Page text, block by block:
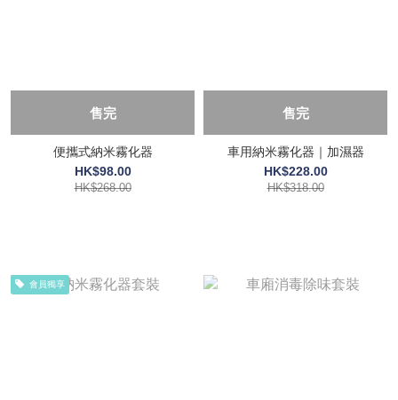
售完
便攜式納米霧化器
HK$98.00
HK$268.00
售完
車用納米霧化器｜加濕器
HK$228.00
HK$318.00
會員獨享